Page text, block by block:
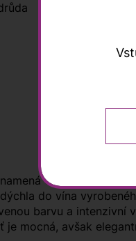
vítr z Levantu,
do vína
barvu a
je mocná, avšak